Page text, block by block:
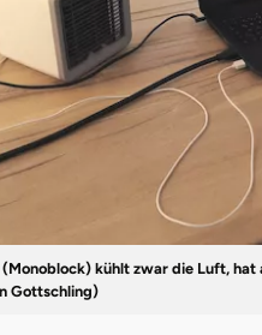
(Monoblock) kühlt zwar die Luft,
Gottschling)